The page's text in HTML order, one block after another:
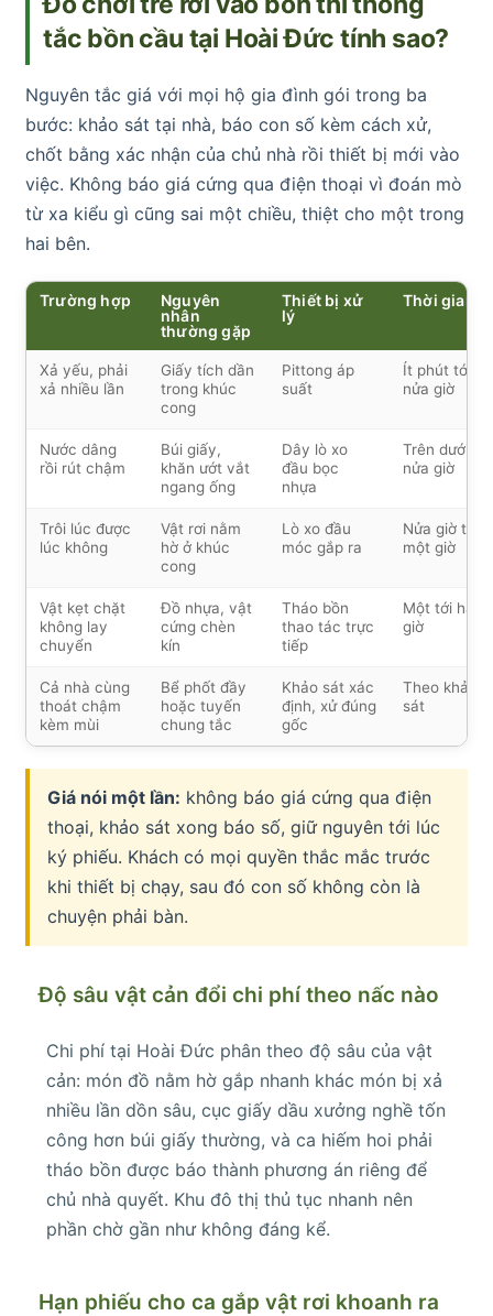
tắc bồn cầu tại Hoài Đức tính sao?
Nguyên tắc giá với mọi hộ gia đình gói trong ba
bước: khảo sát tại nhà, báo con số kèm cách xử,
chốt bằng xác nhận của chủ nhà rồi thiết bị mới vào
việc. Không báo giá cứng qua điện thoại vì đoán mò
từ xa kiểu gì cũng sai một chiều, thiệt cho một trong
hai bên.
Trường hợp
Nguyên
nhân
thường gặp
Thiết bị xử
lý
Thời gian
Xả yếu, phải
xả nhiều lần
Giấy tích dần
trong khúc
cong
Pittong áp
suất
Ít phút tới
nửa giờ
Nước dâng
rồi rút chậm
Búi giấy,
khăn ướt vắt
ngang ống
Dây lò xo
đầu bọc
nhựa
Trên dưới
nửa giờ
Trôi lúc được
lúc không
Vật rơi nằm
hờ ở khúc
cong
Lò xo đầu
móc gắp ra
Nửa giờ tới
một giờ
Vật kẹt chặt
không lay
chuyển
Đồ nhựa, vật
cứng chèn
kín
Tháo bồn
thao tác trực
tiếp
Một tới hai
giờ
Cả nhà cùng
thoát chậm
kèm mùi
Bể phốt đầy
hoặc tuyến
chung tắc
Khảo sát xác
định, xử đúng
gốc
Theo khảo
sát
Giá nói một lần: không báo giá cứng qua điện
thoại, khảo sát xong báo số, giữ nguyên tới lúc
ký phiếu. Khách có mọi quyền thắc mắc trước
khi thiết bị chạy, sau đó con số không còn là
chuyện phải bàn.
Độ sâu vật cản đổi chi phí theo nấc nào
Chi phí tại Hoài Đức phân theo độ sâu của vật
cản: món đồ nằm hờ gắp nhanh khác món bị xả
nhiều lần dồn sâu, cục giấy dầu xưởng nghề tốn
công hơn búi giấy thường, và ca hiếm hoi phải
tháo bồn được báo thành phương án riêng để
chủ nhà quyết. Khu đô thị thủ tục nhanh nên
phần chờ gần như không đáng kể.
Hạn phiếu cho ca gắp vật rơi khoanh ra